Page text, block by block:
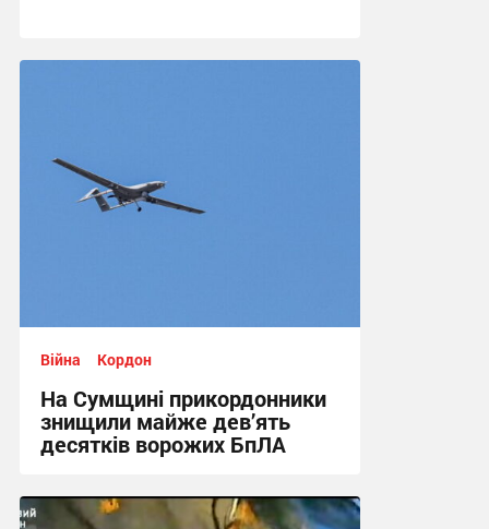
Війна Кордон
На Сумщині прикордонники
знищили майже дев’ять
десятків ворожих БпЛА
12:20, 9.05.2026